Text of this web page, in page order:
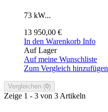
73 kW...
13 950,00 €
In den Warenkorb Info
Auf Lager
Auf meine Wunschliste
Zum Vergleich hinzufügen
Vergleichen (0)
Zeige 1 - 3 von 3 Artikeln